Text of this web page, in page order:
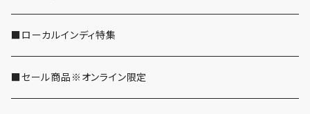
・OTHER(LOUD/JUNK/RAP/ etc...)
■ローカルインディ特集
■セール商品※オンライン限定